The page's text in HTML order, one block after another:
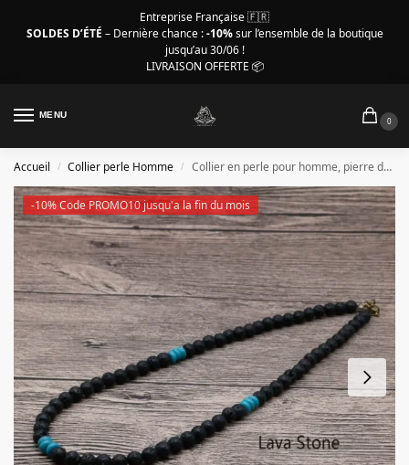
Entreprise Française 🇫🇷
SOLDES D’ÉTÉ – Dernière chance :-10%sur l’ensemble de la boutique
jusqu’au 30/06 !
LIVRAISON OFFERTE 📦
MENU
0
Accueil / Collier perle Homme / Collier en perle pour homme, pierre de lave – turquoise
-10% Code PROMO10 jusqu'a la fin du mois